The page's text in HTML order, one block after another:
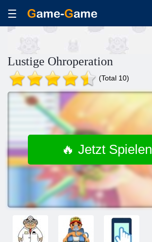
Lustige Ohroperation
(Total 10)
🔥 Jetzt Spielen